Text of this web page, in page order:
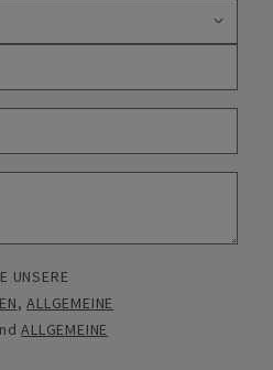
UNSERE
,ALLGEMEINE
ALLGEMEINE